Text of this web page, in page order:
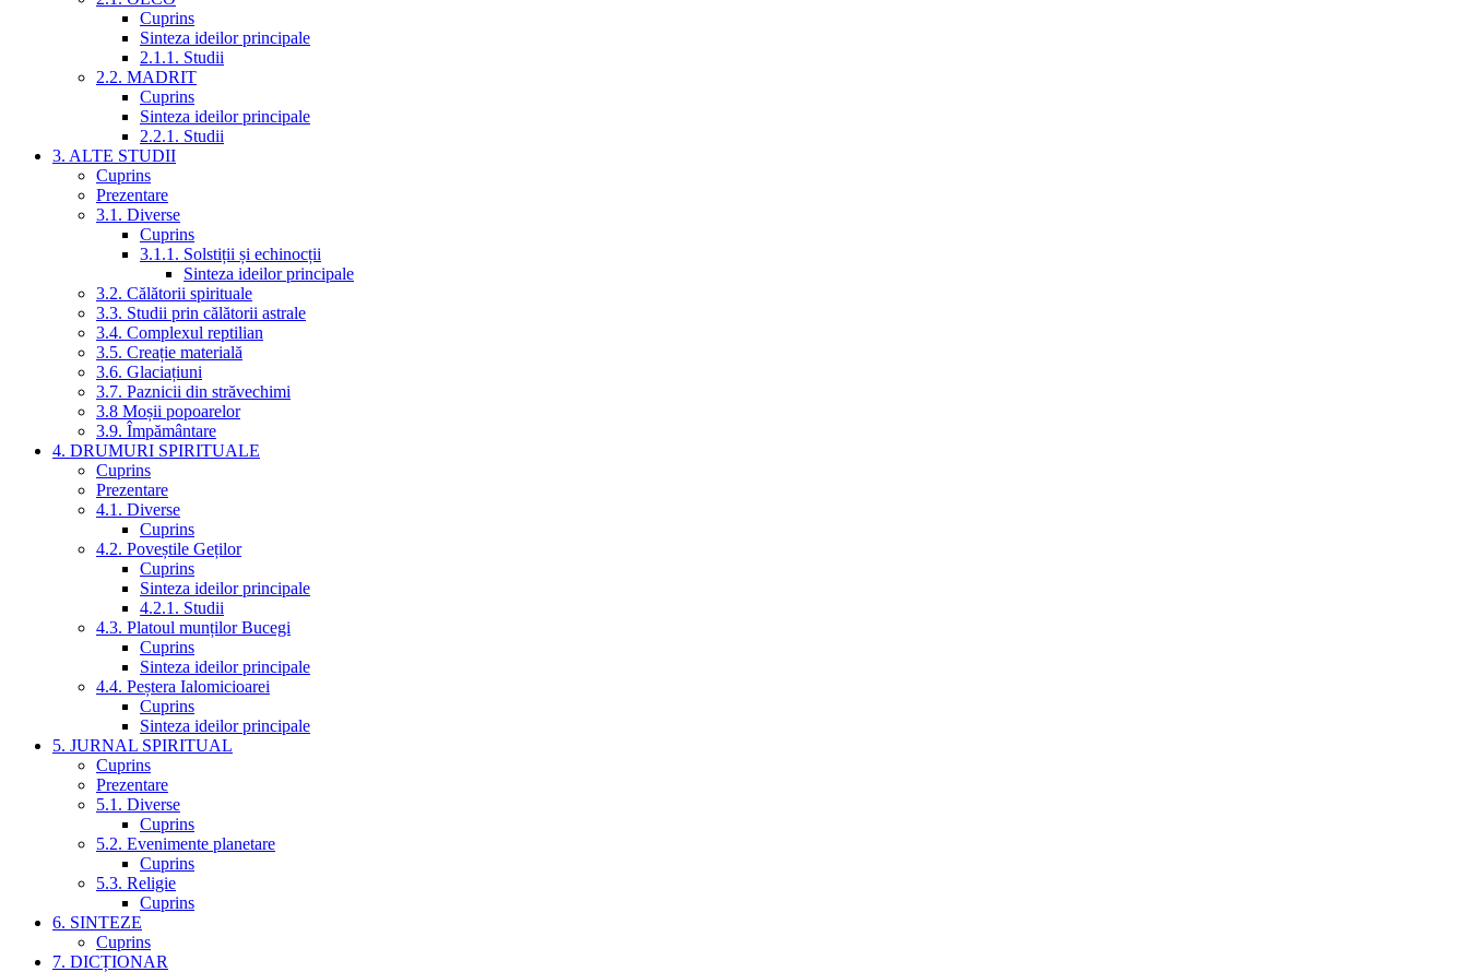
Cuprins
Sinteza ideilor principale
2.1.1. Studii
2.2. MADRIT
Cuprins
Sinteza ideilor principale
2.2.1. Studii
3. ALTE STUDII
Cuprins
Prezentare
3.1. Diverse
Cuprins
3.1.1. Solstiții și echinocții
Sinteza ideilor principale
3.2. Călătorii spirituale
3.3. Studii prin călătorii astrale
3.4. Complexul reptilian
3.5. Creație materială
3.6. Glaciațiuni
3.7. Paznicii din străvechimi
3.8 Moșii popoarelor
3.9. Împământare
4. DRUMURI SPIRITUALE
Cuprins
Prezentare
4.1. Diverse
Cuprins
4.2. Poveștile Geților
Cuprins
Sinteza ideilor principale
4.2.1. Studii
4.3. Platoul munților Bucegi
Cuprins
Sinteza ideilor principale
4.4. Peștera Ialomicioarei
Cuprins
Sinteza ideilor principale
5. JURNAL SPIRITUAL
Cuprins
Prezentare
5.1. Diverse
Cuprins
5.2. Evenimente planetare
Cuprins
5.3. Religie
Cuprins
6. SINTEZE
Cuprins
7. DICȚIONAR